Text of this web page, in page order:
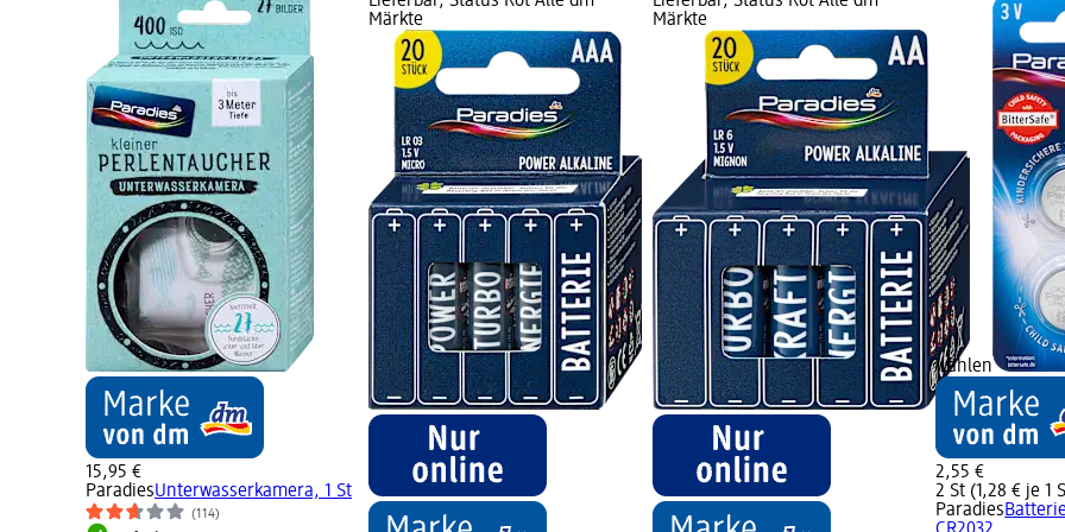
15,95 €
ParadiesUnterwasserkamera, 1 St
(114)
Märkte
Märkte
wählen
2,55 €
2 St (1,28 € je 1
Paradies